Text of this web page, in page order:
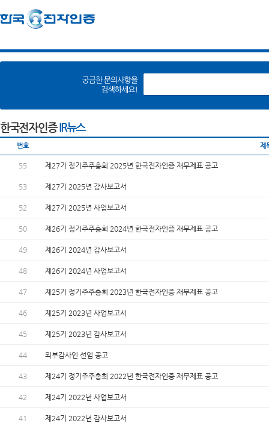
한국전자인증IR뉴스
번호 제
55 제27기 정기주주총회 2025년 한국전자인증 재무제표 공고
53 제27기 2025년 감사보고서
52 제27기 2025년 사업보고서
50 제26기 정기주주총회 2024년 한국전자인증 재무제표 공고
49 제26기 2024년 감사보고서
48 제26기 2024년 사업보고서
47 제25기 정기주주총회 2023년 한국전자인증 재무제표 공고
46 제25기 2023년 사업보고서
45 제25기 2023년 감사보고서
44 외부감사인 선임 공고
43 제24기 정기주주총회 2022년 한국전자인증 재무제표 공고
42 제24기 2022년 사업보고서
41 제24기 2022년 감사보고서